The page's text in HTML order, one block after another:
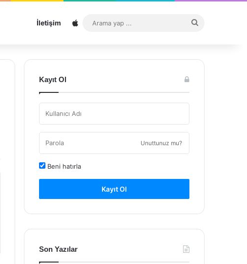
İletişim Sitemap
...
Kayıt Ol
Unuttunuz mu?
Beni hatırla
Kayıt Ol
Son Yazılar